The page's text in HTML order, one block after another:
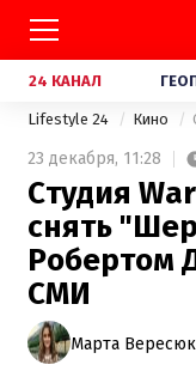
24 КАНАЛ
Lifestyle 24 Кино
23 декабря, 11:28
Студия
снять
Робертом
СМИ
Марта Вересюк